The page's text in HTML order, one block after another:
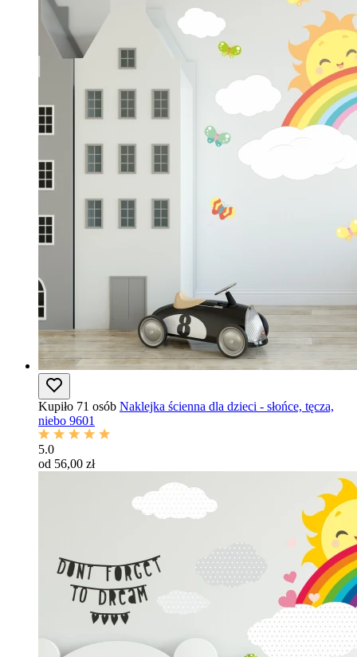
Kupiło 71 osób Naklejka ścienna dla dzieci - słońce, tęcza,
niebo 9601
5.0
od 56,00 zł